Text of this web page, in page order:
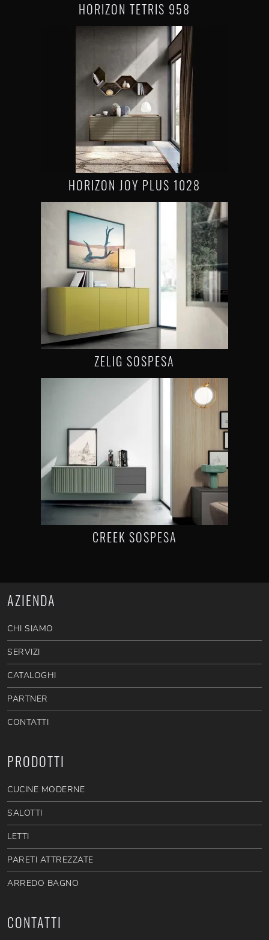
HORIZON TETRIS 958
HORIZON JOY PLUS 1028
ZELIG SOSPESA
CREEK SOSPESA
AZIENDA
CHI SIAMO
SERVIZI
CATALOGHI
PARTNER
CONTATTI
PRODOTTI
CUCINE MODERNE
SALOTTI
LETTI
PARETI ATTREZZATE
ARREDO BAGNO
CONTATTI